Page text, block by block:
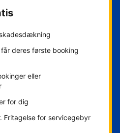
deres første booking
eller
for dig
Fritagelse for servicegebyr